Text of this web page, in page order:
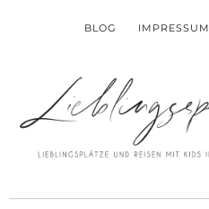
BLOG IMPRESSUM